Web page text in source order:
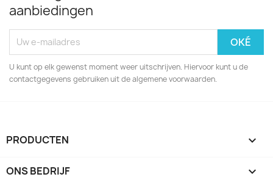
aanbiedingen
U kunt op elk gewenst moment weer uitschrijven. Hiervoor kunt u de
contactgegevens gebruiken uit de algemene voorwaarden.
PRODUCTEN 
ONS BEDRIJF 